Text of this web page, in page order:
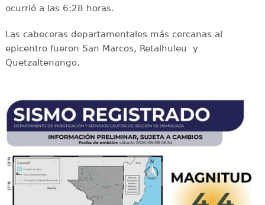
ocurrió a las 6:28 horas.
Las cabeceras departamentales más cercanas al
epicentro fueron San Marcos, Retalhuleu y
Quetzaltenango.